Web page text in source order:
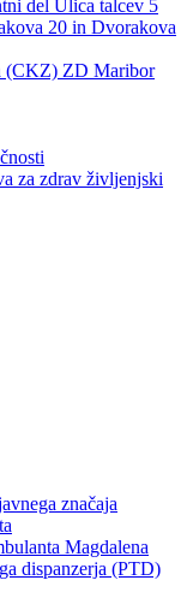
del Ulica talcev 5
20 in Dvorakova
(CKZ) ZD Maribor
za zdrav življenjski
značaja
Magdalena
dispanzerja (PTD)